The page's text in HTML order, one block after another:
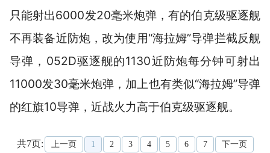
只能射出6000发20毫米炮弹，有的伯克级驱逐舰
不再装备近防炮，改为使用“海拉姆”导弹拦截反舰
导弹，052D驱逐舰的1130近防炮每分钟可射出
11000发30毫米炮弹，加上也有类似“海拉姆”导弹
的红旗10导弹，近战火力高于伯克级驱逐舰。
共7页: 上一页 1 2 3 4 5 6 7 下一页